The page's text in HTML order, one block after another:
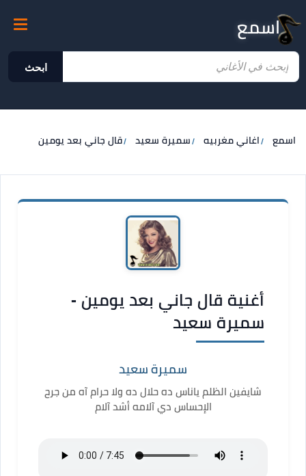
اسمع
ابحث
اسمع اغاني مغربيه سميرة سعيد قال جاني بعد يومين
أغنية قال جاني بعد يومين -
سميرة سعيد
سميرة سعيد
شايفين الظلم ياناس ده حلال ده ولا حرام آه من جرح
الإحساس دي آلامه أشد آلام